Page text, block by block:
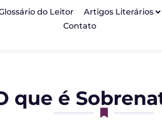
do Leitor Artigos Literários
Contato
que é